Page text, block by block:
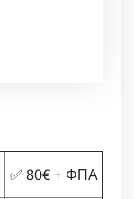
✅ 80€ + ΦΠΑ